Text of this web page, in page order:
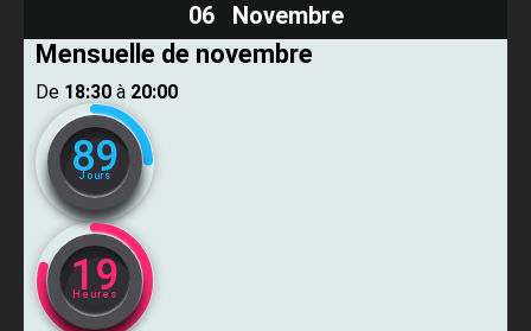
06 Novembre
Mensuelle de novembre
De ​ 18:30 ​ à ​ 20:00
89
Jours
19
Heures